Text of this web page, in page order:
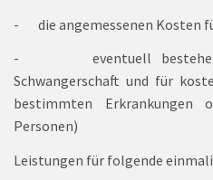
- die angemessenen Kosten
- eventuell bestehende
Schwangerschaft und für
bestimmten Erkrankungen
Personen)
Leistungen für folgende